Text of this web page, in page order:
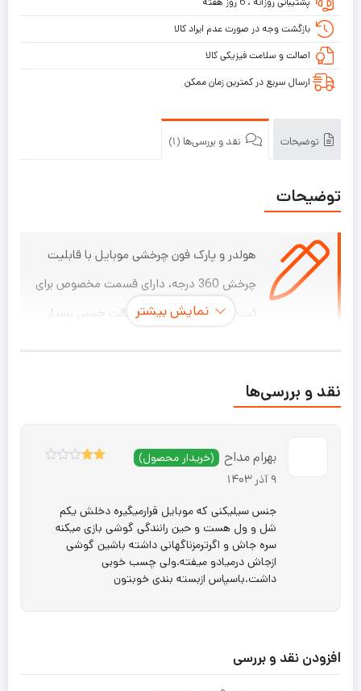
بازگشت وجه در صورت عدم ایراد کالا
اصالت و سلامت فیزیکی کالا
ارسال سریع در کمترین زمان ممکن
توضیحات نقد و بررسی‌ها (1)
توضیحات
هولدر و پارک فون چرخشی موبایل با قابلیت
چرخش 360 درجه، دارای قسمت مخصوص برای
ثبت شماره موبایل، دارای حالت چسبی بسیار
قابل استفاده برای انواع تلفن همراه با سایزهای مختلف
دارای چسب دوطرفه برای نصب روی داشبورد ماشین
دارای قسمت مخصوص برای یادداشت شماره
دارای حالت چسبی بسیار قوی و محکم
با قابلیت چرخشی 360 درجه
جنس پلاستیک ABS مقاوم
نمایش بیشتر
نقد و بررسی‌ها
بهرام مداح
(خریدار محصول)
9 آذر 1403
جنس سیلیکنی که موبایل قرارمیگیره دخلش یکم
شل و ول هست و حین رانندگی گوشی بازی میکنه
سره جاش و اگرترمزناگهانی داشته باشین گوشی
ازجاش درمیادو میفته.ولی چسب خوبی
داشت.باسپاس ازبسته بندی خوبتون
افزودن نقد و بررسی